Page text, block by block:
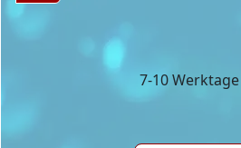
7-10 Werktage